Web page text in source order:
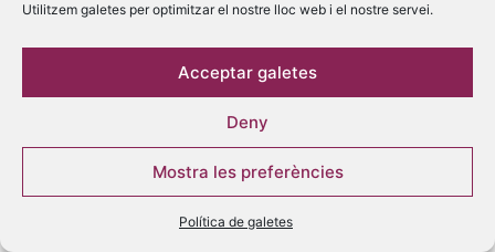
Utilitzem galetes per optimitzar el nostre lloc web i el nostre servei.
Acceptar galetes
Deny
Mostra les preferències
Política de galetes
concert
4Hiverns (pop/Bcn). Entrada: 5 € amb consumició mínima
al TEATRE BARTRINA,concert